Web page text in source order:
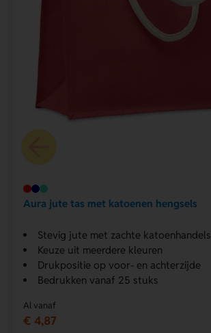
Aura jute tas met katoenen hengsels
Stevig jute met zachte katoenhandels
Keuze uit meerdere kleuren
Drukpositie op voor- en achterzijde
Bedrukken vanaf 25 stuks
Al vanaf
€ 4,87